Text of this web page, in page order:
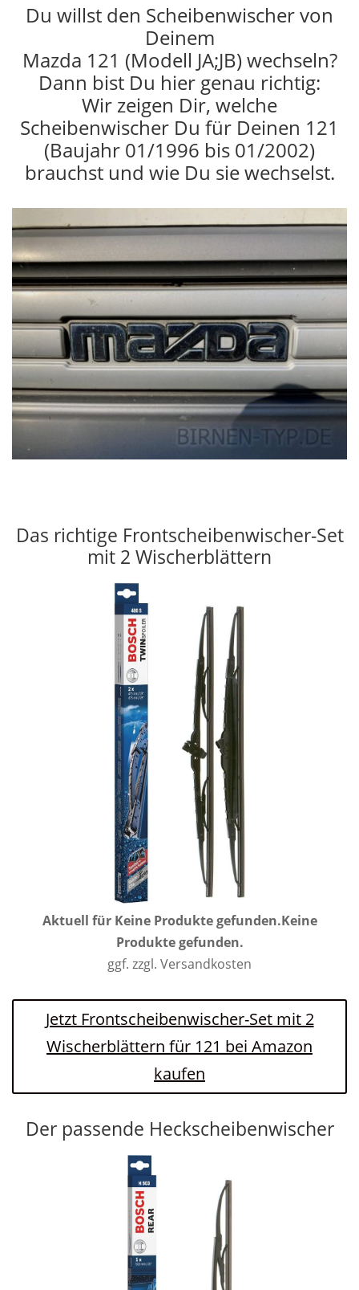
Du willst den Scheibenwischer von
Deinem
Mazda 121 (Modell JA;JB) wechseln?
Dann bist Du hier genau richtig:
Wir zeigen Dir, welche
Scheibenwischer Du für Deinen 121
(Baujahr 01/1996 bis 01/2002)
brauchst und wie Du sie wechselst.
Das richtige Frontscheibenwischer-Set
mit 2 Wischerblättern
Aktuell für Keine Produkte gefunden.Keine
Produkte gefunden.
ggf. zzgl. Versandkosten
Jetzt Frontscheibenwischer-Set mit 2
Wischerblättern für 121 bei Amazon
kaufen
Der passende Heckscheibenwischer